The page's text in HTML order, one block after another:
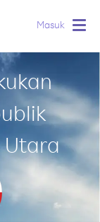
Masuk
Utara